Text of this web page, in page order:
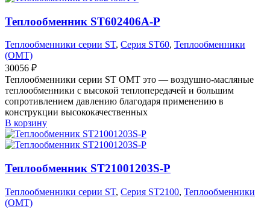
Теплообменник ST602406A-P
Теплообменники серии ST, Серия ST60, Теплообменники
(OMT)
30056 ₽
Теплообменники серии ST OMT это — воздушно-масляные
теплообменники с высокой теплопередачей и большим
сопротивлением давлению благодаря применению в
конструкции высококачественных
В корзину
Теплообменник ST21001203S-P
Теплообменники серии ST, Серия ST2100, Теплообменники
(OMT)